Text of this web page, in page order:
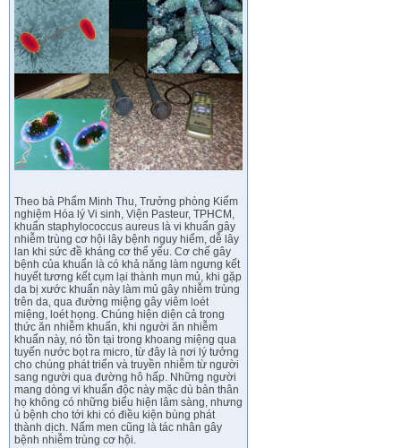
Theo bà Phẩm Minh Thu, Trưởng phòng Kiểm
nghiệm Hóa lý Vi sinh, Viện Pasteur, TPHCM,
khuẩn staphylococcus aureus là vi khuẩn gây
nhiễm trùng cơ hội lây bệnh nguy hiểm, dễ lây
lan khi sức đề kháng cơ thể yếu. Cơ chế gây
bệnh của khuẩn là có khả năng làm ngưng kết
huyết tương kết cụm lại thành mụn mủ, khi gặp
da bị xước khuẩn này làm mủ gây nhiễm trùng
trên da, qua đường miệng gây viêm loét
miệng, loét họng. Chúng hiện diện cả trong
thức ăn nhiễm khuẩn, khi người ăn nhiễm
khuẩn này, nó tồn tại trong khoang miệng qua
tuyến nước bọt ra micro, từ đây là nơi lý tưởng
cho chúng phát triển và truyền nhiễm từ người
sang người qua đường hô hấp. Những người
mang dòng vi khuẩn độc này mặc dù bản thân
họ không có những biểu hiện lâm sàng, nhưng
ủ bệnh cho tới khi có điều kiện bùng phát
thành dịch. Nấm men cũng là tác nhân gây
bệnh nhiễm trùng cơ hội.